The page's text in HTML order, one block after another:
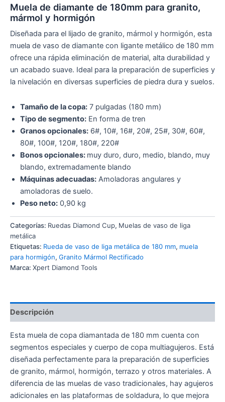
Muela de diamante de 180mm para granito,
mármol y hormigón
Diseñada para el lijado de granito, mármol y hormigón, esta
muela de vaso de diamante con ligante metálico de 180 mm
ofrece una rápida eliminación de material, alta durabilidad y
un acabado suave. Ideal para la preparación de superficies y
la nivelación en diversas superficies de piedra dura y suelos.
Tamaño de la copa: 7 pulgadas (180 mm)
Tipo de segmento: En forma de tren
Granos opcionales: 6#, 10#, 16#, 20#, 25#, 30#, 60#,
80#, 100#, 120#, 180#, 220#
Bonos opcionales: muy duro, duro, medio, blando, muy
blando, extremadamente blando
Máquinas adecuadas: Amoladoras angulares y
amoladoras de suelo.
Peso neto: 0,90 kg
Categorías: Ruedas Diamond Cup, Muelas de vaso de liga
metálica
Etiquetas: Rueda de vaso de liga metálica de 180 mm, muela
para hormigón, Granito Mármol Rectificado
Marca: Xpert Diamond Tools
Descripción
Esta muela de copa diamantada de 180 mm cuenta con
segmentos especiales y cuerpo de copa multiagujeros. Está
diseñada perfectamente para la preparación de superficies
de granito, mármol, hormigón, terrazo y otros materiales. A
diferencia de las muelas de vaso tradicionales, hay agujeros
adicionales en las plataformas de soldadura, lo que mejora